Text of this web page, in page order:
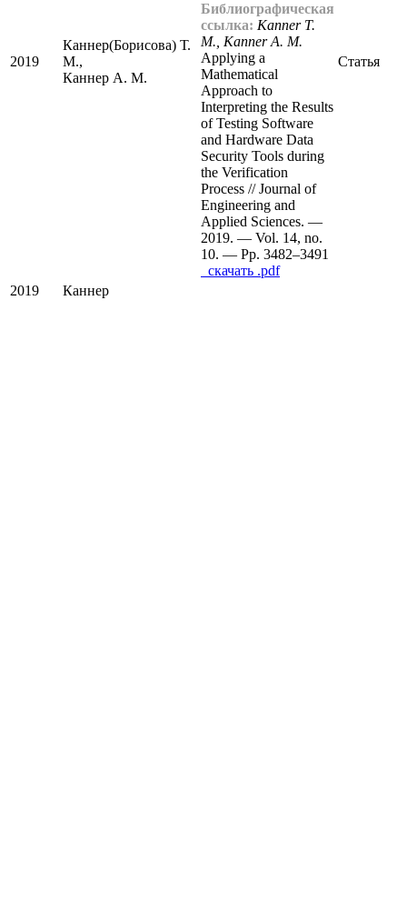
2019
Каннер(Борисова) Т.
М.,
Каннер А. М.
Библиографическая
ссылка: Kanner T.
M., Kanner A. M.
Applying a
Mathematical
Approach to
Interpreting the Results
of Testing Software
and Hardware Data
Security Tools during
the Verification
Process // Journal of
Engineering and
Applied Sciences. —
2019. — Vol. 14, no.
10. — Pp. 3482–3491
cкачать .pdf
Статья
2019 Каннер